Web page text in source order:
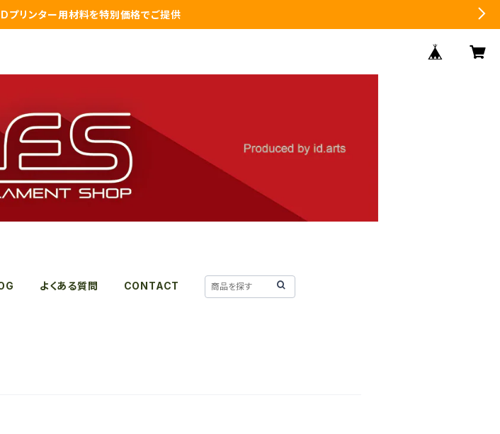
プリンター用材料を特別価格でご提供
よくある質問 CONTACT